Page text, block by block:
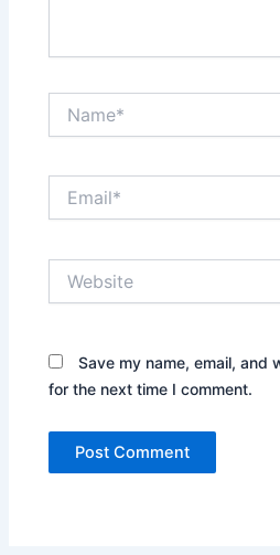
Save my name, email, and
for the next time I comment.